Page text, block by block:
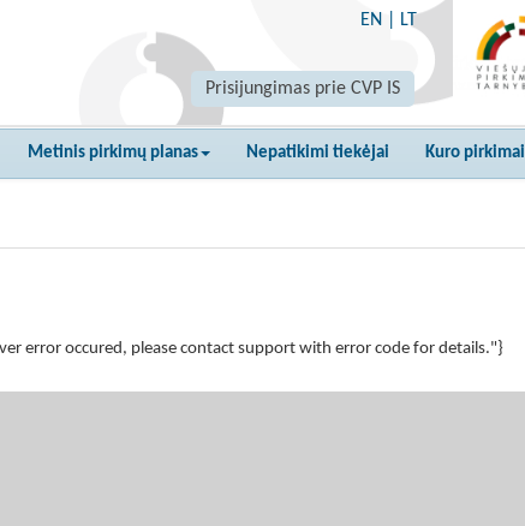
EN LT
Prisijungimas prie CVP IS
Metinis pirkimų planas Nepatikimi tiekėjai Kuro pirkimai
error occured, please contact support with error code for details."}